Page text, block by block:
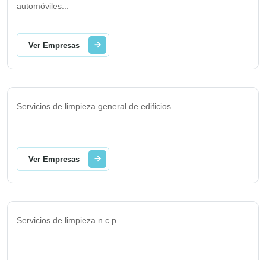
automóviles
Ver Empresas
Servicios de limpieza general de edificios
Ver Empresas
Servicios de limpieza n.c.p.